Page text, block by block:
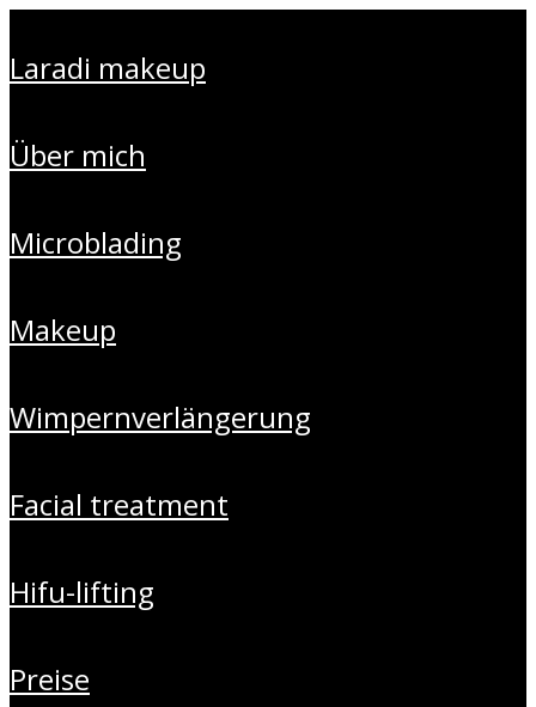
laradi makeup
über mich
microblading
makeup
wimpernverlängerung
facial treatment
hifu-lifting
preise